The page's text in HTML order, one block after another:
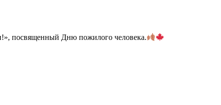
посвященный Дню пожилого человека.